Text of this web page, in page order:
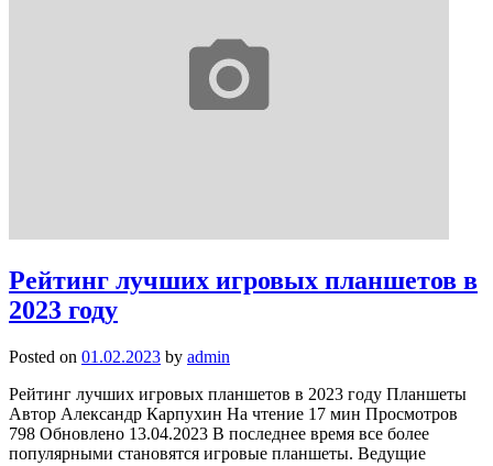
Рейтинг лучших игровых планшетов в
2023 году
Posted on 01.02.2023 by admin
Рейтинг лучших игровых планшетов в 2023 году Планшеты
Автор Александр Карпухин На чтение 17 мин Просмотров
798 Обновлено 13.04.2023 В последнее время все более
популярными становятся игровые планшеты. Ведущие